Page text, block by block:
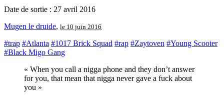
Date de sortie : 27 avril 2016
Mugen le druide, le 10 juin 2016
#trap #Atlanta #1017 Brick Squad #rap #Zaytoven #Young Scooter
#Black Migo Gang
« When you call a nigga phone and they don’t answer
for you, that mean that nigga never gave a fuck about
you »